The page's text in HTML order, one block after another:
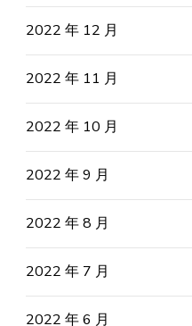
2022 年 12 月
2022 年 11 月
2022 年 10 月
2022 年 9 月
2022 年 8 月
2022 年 7 月
2022 年 6 月